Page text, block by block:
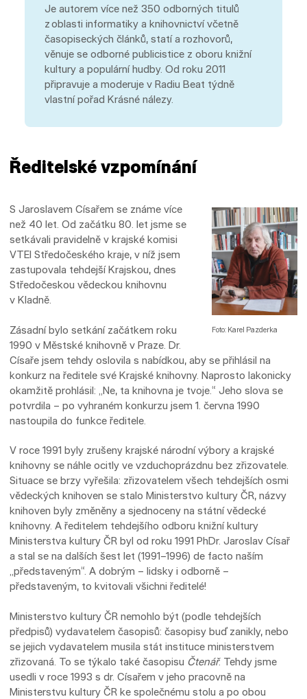
Je autorem více než 350 odborných titulů
z oblasti informatiky a knihovnictví včetně
časopiseckých článků, statí a rozhovorů,
věnuje se odborné publicistice z oboru knižní
kultury a populární hudby. Od roku 2011
připravuje a moderuje v Radiu Beat týdně
vlastní pořad Krásné nálezy.
Ředitelské vzpomínání
Foto: Karel Pazderka
S Jaroslavem Císařem se známe více
než 40 let. Od začátku 80. let jsme se
setkávali pravidelně v krajské komisi
VTEI Středočeského kraje, v níž jsem
zastupovala tehdejší Krajskou, dnes
Středočeskou vědeckou knihovnu
v Kladně.
Zásadní bylo setkání začátkem roku
1990 v Městské knihovně v Praze. Dr.
Císaře jsem tehdy oslovila s nabídkou, aby se přihlásil na
konkurz na ředitele své Krajské knihovny. Naprosto lakonicky
okamžitě prohlásil: „Ne, ta knihovna je tvoje.“ Jeho slova se
potvrdila – po vyhraném konkurzu jsem 1. června 1990
nastoupila do funkce ředitele.
V roce 1991 byly zrušeny krajské národní výbory a krajské
knihovny se náhle ocitly ve vzduchoprázdnu bez zřizovatele.
Situace se brzy vyřešila: zřizovatelem všech tehdejších osmi
vědeckých knihoven se stalo Ministerstvo kultury ČR, názvy
knihoven byly změněny a sjednoceny na státní vědecké
knihovny. A ředitelem tehdejšího odboru knižní kultury
Ministerstva kultury ČR byl od roku 1991 PhDr. Jaroslav Císař
a stal se na dalších šest let (1991–1996) de facto naším
„představeným“. A dobrým – lidsky i odborně –
představeným, to kvitovali všichni ředitelé!
Ministerstvo kultury ČR nemohlo být (podle tehdejších
předpisů) vydavatelem časopisů: časopisy buď zanikly, nebo
se jejich vydavatelem musila stát instituce ministerstvem
zřizovaná. To se týkalo také časopisu Čtenář. Tehdy jsme
usedli v roce 1993 s dr. Císařem v jeho pracovně na
Ministerstvu kultury ČR ke společnému stolu a po obou